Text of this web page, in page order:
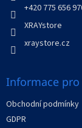
+420 775 656
XRAYstore
xraystore.cz
Informace pro
Obchodní podmínky
GDPR